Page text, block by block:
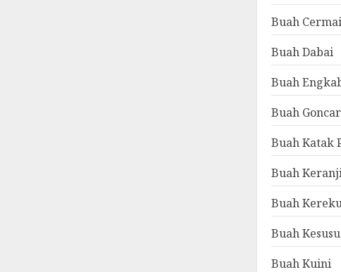
Buah Cermai
Buah Dabai
Buah
Buah Goncar
Buah Katak
Buah
Buah
Buah Kesusu
Buah Kuini